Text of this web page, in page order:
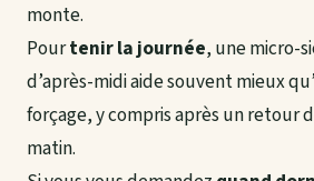
monte.
Pourtenir la journée, une micro-
d’après-midi aide souvent mieux
forçage, y compris après un retour
matin.